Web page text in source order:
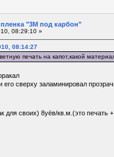
"3М под карбон"
08:29:10 »
08:14:27
печать на капот,какой
его сверху заламинировал
для своих) 8уёв/кв.м.(это печать